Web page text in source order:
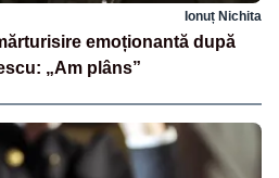
Ionuț Nichita
emoționantă după
„Am plâns”